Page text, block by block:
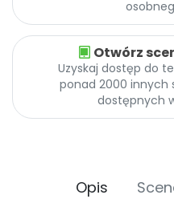
Otwórz
Uzyskaj dostęp do
ponad 2000 innych
dostępnych
Opis